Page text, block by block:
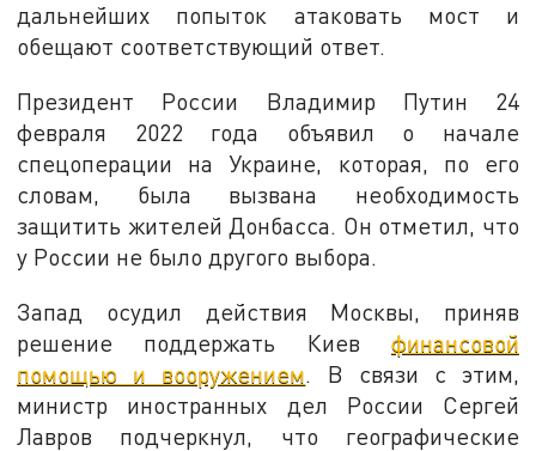
дальнейших попыток атаковать мост и
обещают соответствующий ответ.
Президент России Владимир Путин 24
февраля 2022 года объявил о начале
спецоперации на Украине, которая, по его
словам, была вызвана необходимость
защитить жителей Донбасса. Он отметил, что
у России не было другого выбора.
Запад осудил действия Москвы, приняв
решение поддержать Киев финансовой
помощью и вооружением . В связи с этим,
министр иностранных дел России Сергей
Лавров подчеркнул, что географические